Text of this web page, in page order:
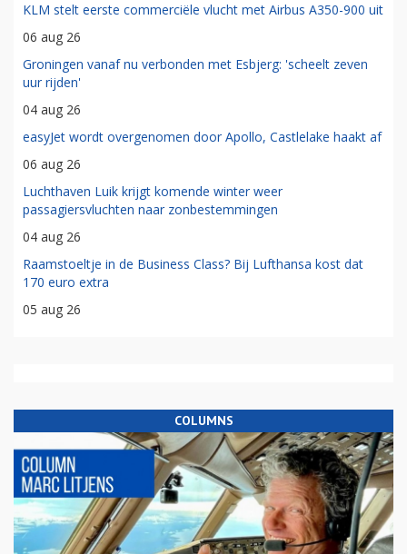
KLM stelt eerste commerciële vlucht met Airbus A350-900 uit
06 aug 26
Groningen vanaf nu verbonden met Esbjerg: 'scheelt zeven
uur rijden'
04 aug 26
easyJet wordt overgenomen door Apollo, Castlelake haakt af
06 aug 26
Luchthaven Luik krijgt komende winter weer
passagiersvluchten naar zonbestemmingen
04 aug 26
Raamstoeltje in de Business Class? Bij Lufthansa kost dat
170 euro extra
05 aug 26
COLUMNS